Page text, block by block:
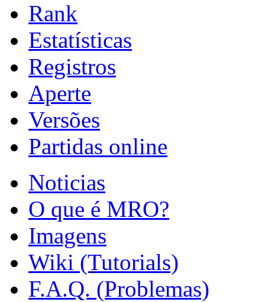
Rank
Estatísticas
Registros
Aperte
Versões
Partidas online
Noticias
O que é MRO?
Imagens
Wiki (Tutorials)
F.A.Q. (Problemas)